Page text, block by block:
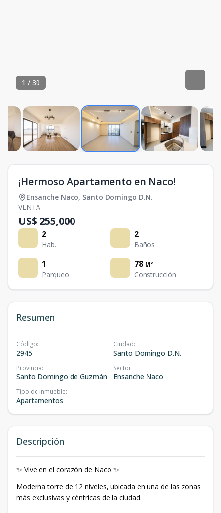
1 / 30
¡Hermoso Apartamento en Naco!
Ensanche Naco, Santo Domingo D.N.
VENTA
US$ 255,000
2
Hab.
2
Baños
1
Parqueo
78 M²
Construcción
Resumen
Código:
2945
Ciudad:
Santo Domingo D.N.
Provincia:
Santo Domingo de Guzmán
Sector:
Ensanche Naco
Tipo de inmueble:
Apartamentos
Descripción
✨ Vive en el corazón de Naco ✨
Moderna torre de 12 niveles, ubicada en una de las zonas
más exclusivas y céntricas de la ciudad.